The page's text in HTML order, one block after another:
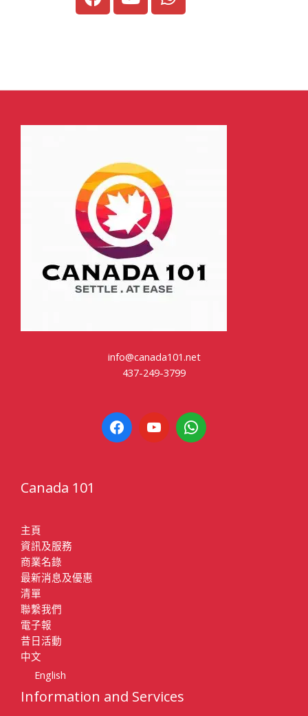
info@canada101.net
437-249-3799
Canada 101
主頁
資訊及服務
商業名錄
最新消息及優惠
清單
聯繫我們
電子報
昔日活動
中文
English
Information and Services